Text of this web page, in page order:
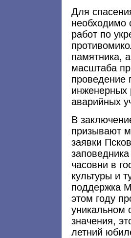
Для
необходимо
работ по
памятника,
масштаба
проведение
инженерных
аварийных
В
призывают
заявки
часовни в
культуры и
поддержка
этом году
уникальном
значения,
летний